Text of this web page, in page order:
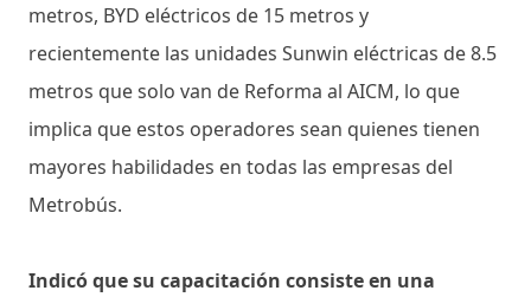
metros, BYD eléctricos de 15 metros y
recientemente las unidades Sunwin eléctricas de 8.5
metros que solo van de Reforma al AICM, lo que
implica que estos operadores sean quienes tienen
mayores habilidades en todas las empresas del
Metrobús.
Indicó que su capacitación consiste en una